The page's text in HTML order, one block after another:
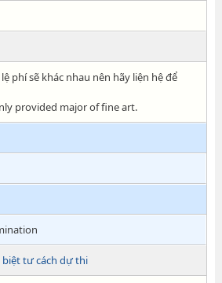
phí sẽ khác nhau nên hãy liện hệ để
provided major of fine art.
biệt tư cách dự thi